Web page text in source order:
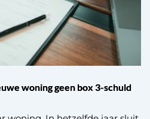
woning geen box 3-schuld